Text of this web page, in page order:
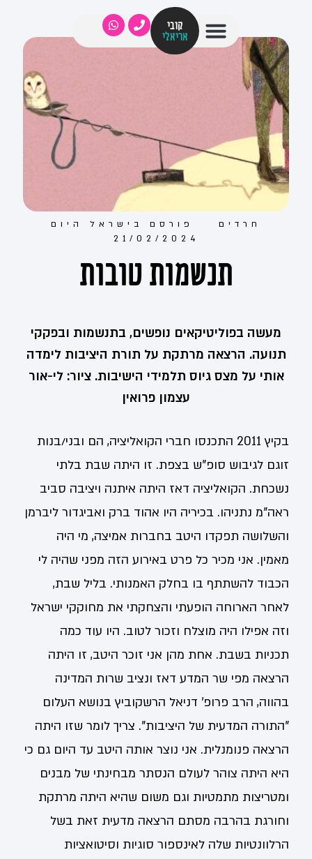
קובי
אריאלי
חרדים פורסם ב ישראל היום
21/02/2024
תנשמות טובות
מעשה בפוליטיקאים נופשים, בתנשמות ובפקקי
תנועה. הרצאה מרתקת על תורת היציבות לימדה
אותי על מצס גיוס תלמידי הישיבות. ציור: לי-אור
עצמון פרואין
בקיץ 2011 התכנסו חברי הקואליציה, הם ובני/בנות
זוגם לגיבוש סופ"ש בצפת. זו היתה שבת בלתי
נשכחת. הקואליציה דאז היתה איתנה ויציבה סביב
ראה"מ נתניהו. בכיריה היו אהוד ברק ואביגדור ליברמן
והשלושה תפקדו היטב בחברות אמיצה, מי היה
מאמין. אני מכיר כל פרט באירוע הזה מפני שהיה לי
הכבוד להשתתף בו בחלק האמנותי. בליל שבת,
לאחר הארוחה הופעתי והצחקתי את מחוקקי ישראל
וזה אפילו היה מוצלח וזכור לטוב. היו עוד כמה
תכניות בשבת. אחת מהן אני זוכר היטב, זו היתה
הרצאה מפי שר המדע דאז ונציב שרות המדינה
בהווה, הרב פרופ' דניאל הרשקוביץ בנושא העלום
"התורה המדעית של היציבות". צריך לומר שזו היתה
הרצאה פנומנלית. אני נוצר אותה היטב עד היום גם כי
היא היתה צוהר לעולם הנסתר מבחינתי של מבנים
ומטריצות מתמטיות וגם משום שהיא היתה מרתקת
וחורגת בהרבה מסתם הרצאה מדעית זאת בשל
הרלוונטיות שלה לאינספור סוגיות וסיטואציות